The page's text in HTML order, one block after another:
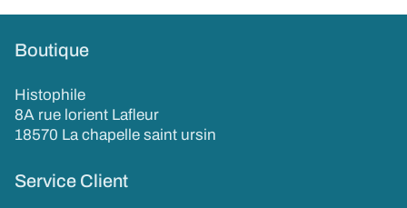
Boutique
Histophile
8A rue lorient Lafleur
18570 La chapelle saint ursin
Service Client